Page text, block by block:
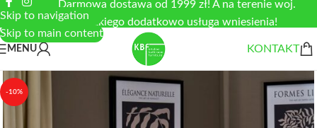
Skip to navigation
Skip to main content
Darmowa dostawa od 1999 zł! A na terenie woj.
łódzkiego dodatkowo usługa wniesienia!
MENU KONTAKT
-10%